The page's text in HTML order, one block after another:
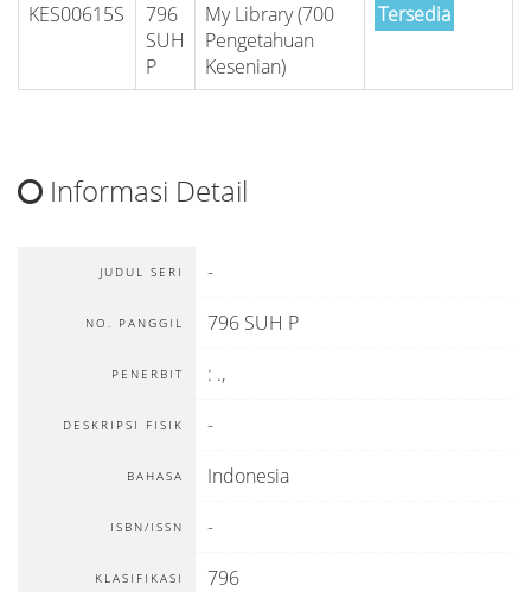
KES00615S
796
SUH
P
My Library (700
Pengetahuan
Kesenian)
Tersedia
Informasi Detail
JUDUL SERI -
NO. PANGGIL 796 SUH P
PENERBIT : .,
DESKRIPSI FISIK -
BAHASA Indonesia
ISBN/ISSN -
KLASIFIKASI 796